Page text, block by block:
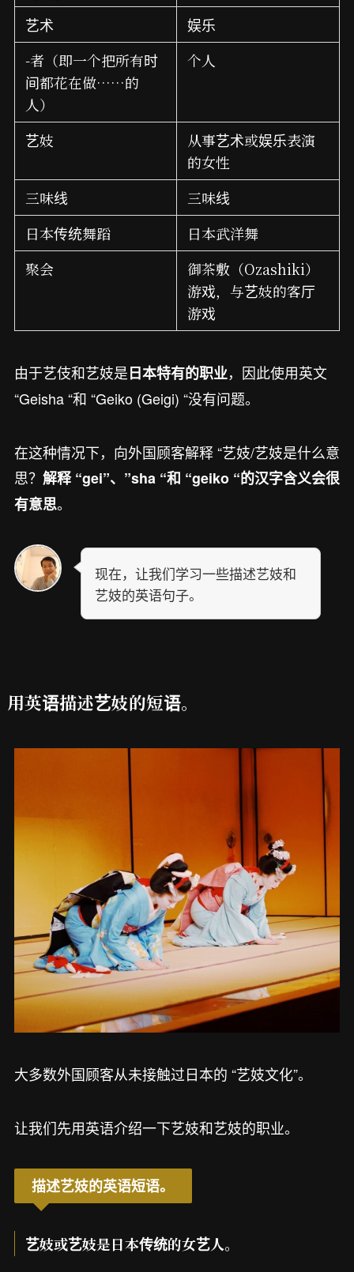
艺术
娱乐
-者（即一个把所有时
间都花在做……的
人）
个人
艺妓
从事艺术或娱乐表演
的女性
三味线
三味线
日本传统舞蹈
日本武洋舞
聚会
御茶敷（Ozashiki）
游戏，与艺妓的客厅
游戏
由于艺伎和艺妓是日本特有的职业，因此使用英文
“Geisha “和 “Geiko (Geigi) “没有问题。
在这种情况下，向外国顾客解释 “艺妓/艺妓是什么意
思？ 解释 “gei”、”sha “和 “geiko “的汉字含义会很
有意思。
现在，让我们学习一些描述艺妓和
艺妓的英语句子。
用英语描述艺妓的短语。
大多数外国顾客从未接触过日本的 “艺妓文化”。
让我们先用英语介绍一下艺妓和艺妓的职业。
描述艺妓的英语短语。
艺妓或艺妓是日本传统的女艺人。